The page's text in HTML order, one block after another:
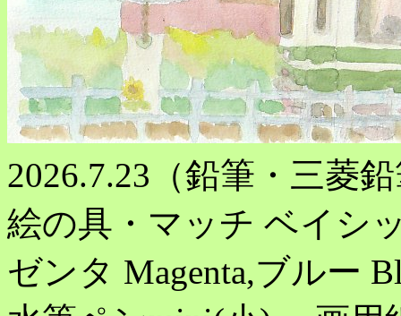
2026.7.23（鉛筆・三菱
絵の具・マッチ ベイシ
ゼンタ Magenta,ブルー